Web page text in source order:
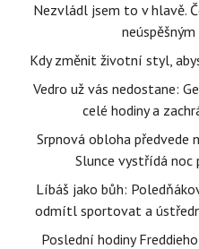
Nezvládl jsem to v hlavě.
Kdy změnit životní styl,
Vedro už vás nedostane:
celé hodiny a
Srpnová obloha předvede
Slunce vystřídá noc
Líbáš jako bůh:
odmítl sportovat a
Poslední hodiny